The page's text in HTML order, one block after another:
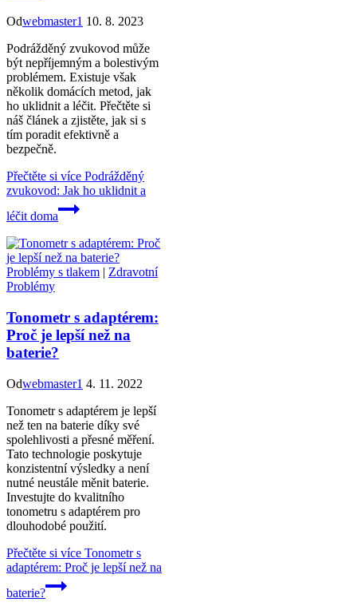
Odwebmaster1 10. 8. 2023
Podrážděný zvukovod může
být nepříjemným a bolestivým
problémem. Existuje však
několik domácích metod, jak
ho uklidnit a léčit. Přečtěte si
náš článek a zjistěte, jak si s
tím poradit efektivně a
bezpečně.
Přečtěte si více Podrážděný
zvukovod: Jak ho uklidnit a
léčit doma
Problémy s tlakem | Zdravotní
Problémy
Tonometr s adaptérem:
Proč je lepší než na
baterie?
Odwebmaster1 4. 11. 2022
Tonometr s adaptérem je lepší
než ten na baterie díky své
spolehlivosti a přesné měření.
Tato technologie poskytuje
konzistentní výsledky a není
nutné neustále měnit baterie.
Investujte do kvalitního
tonometru s adaptérem pro
dlouhodobé použití.
Přečtěte si více Tonometr s
adaptérem: Proč je lepší než na
baterie?